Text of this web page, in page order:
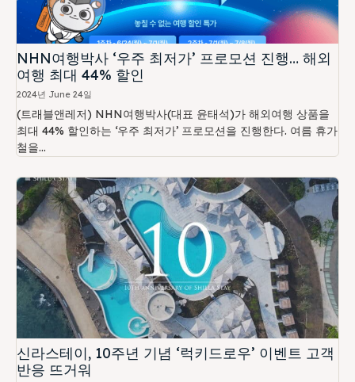
NHN여행박사 ‘우주 최저가’ 프로모션 진행… 해외
여행 최대 44% 할인
2024년 June 24일
(트래블앤레저) NHN여행박사(대표 윤태석)가 해외여행 상품을
최대 44% 할인하는 ‘우주 최저가’ 프로모션을 진행한다. 여름 휴가
철을...
신라스테이, 10주년 기념 ‘럭키드로우’ 이벤트 고객
반응 뜨거워